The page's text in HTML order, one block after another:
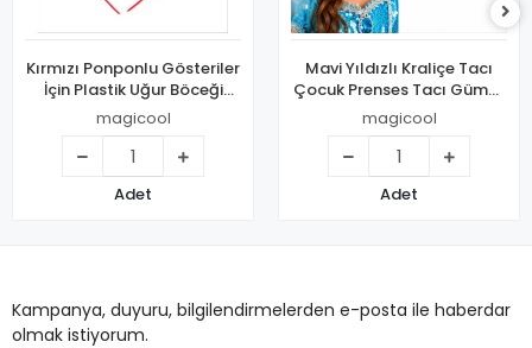
Kırmızı Ponponlu Gösteriler
İçin Plastik Uğur Böceği
Tacı
magicool
Adet
Mavi Yıldızlı Kraliçe Tacı
Çocuk Prenses Tacı Gümüş
Renk
magicool
Adet
Kampanya, duyuru, bilgilendirmelerden e-posta ile haberdar
olmak istiyorum.